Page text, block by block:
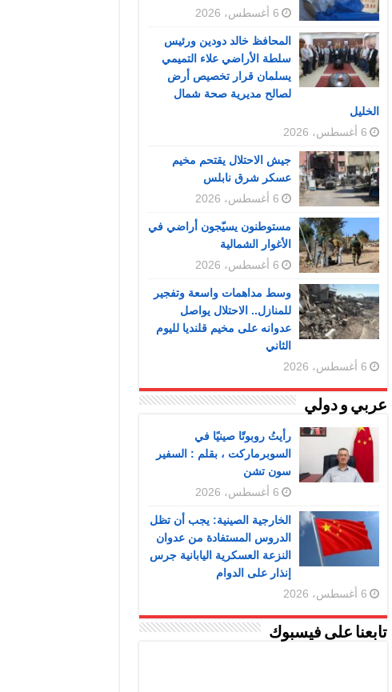
6 أغسطس، 2026
المحافظ خالد دودين ورئيس
سلطة الأراضي علاء التميمي
يسلمان قرار تخصيص أرض
لصالح مديرية صحة شمال
الخليل
6 أغسطس، 2026
جيش الاحتلال يقتحم مخيم
عسكر شرق نابلس
6 أغسطس، 2026
مستوطنون يسيّجون أراضي في
الأغوار الشمالية
6 أغسطس، 2026
وسط مداهمات واسعة وتفجير
للمنازل.. الاحتلال يواصل
عدوانه على مخيم قلنديا لليوم
الثاني
6 أغسطس، 2026
عربي و دولي
رأيتُ روبوتًا صينيًا في
السوبرماركت ، بقلم : السفير
سون تشن
6 أغسطس، 2026
الخارجية الصينية: يجب أن تظل
الدروس المستفادة من عدوان
النزعة العسكرية اليابانية جرس
إنذار على الدوام
6 أغسطس، 2026
تابعنا على فيسبوك